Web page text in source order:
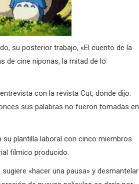
su posterior trabajo, «El cuento de la
de cine niponas, la mitad de lo
con la revista Cut, donde dijo:
sus palabras no fueron tomadas en
plantilla laboral con cinco miembros
fílmico producido.
«hacer una pausa» y desmantelar